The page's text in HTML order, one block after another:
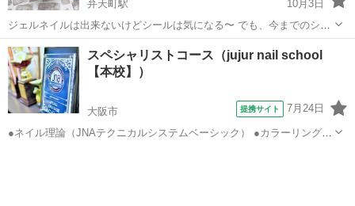
弁天町駅
10月3日
ジェルネイルは出来ないけどシールは気になる〜 でも、今までのシー
ルとどう違うの？ 前にもトライしたけど上手くいかなかったから 無理
よね〜って思ってる方へ😊💅 お持ち込みいただき、ケアとシール装着
のポイントを レクチャーし...
大阪 大阪市 弁天町駅 ネイル
スペシャリストコース（jujur nail school
【本校】）
大阪市 提携サイト 7月24日
●ネイル理論（JNAテクニカルシステムベーシック） ●カラーリング